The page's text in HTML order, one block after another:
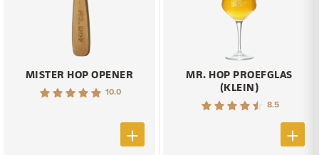
MISTER HOP OPENER
10.0
MR. HOP PROEFGLAS
(KLEIN)
8.5